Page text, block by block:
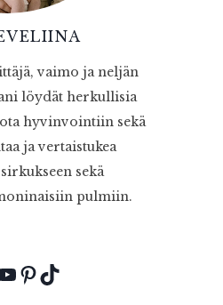
vaimo ja neljän
löydät herkullisia
hyvinvointiin sekä
ja vertaistukea
sekä
pulmiin.
Pinterest
TikTok